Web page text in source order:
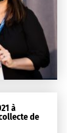
à
de